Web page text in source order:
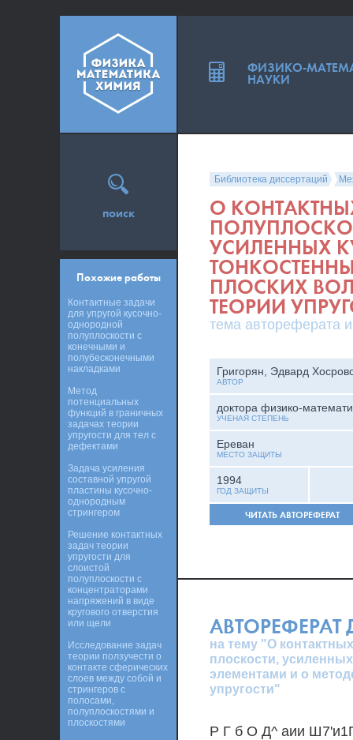
Библиотека диссертаций
О
УСИЛЕННЫХ
ПЛОСКИХ
ТЕОРИИ
тема автореферата
Григорян, Эдвард
АВТОР
доктора физико-
УЧЕНАЯ СТЕПЕНЬ
Ереван
МЕСТО ЗАЩИТЫ
1994
ГОД ЗАЩИТЫ
ЧИТАТЬ АВТОРЕФЕРАТ
АВТОРЕФЕРАТ
на тему "О
плоскости,
элементами и о
упругости"
Р Г б О Д^ аии
поиск
Похожие работы
Контактные задачи
для упругой кусочно-
однородной
полуплоскости с
конечными и
полубесконечными
накладками
Метод
потенциальных
функций в граничных
задачах теории
упругости для тел с
дефектами
Задача усиления
составной упругой
пластины кусочно-
однородным
стрингером
Решение контактных
задач теории
упругости для
слоистой
полуплоскости с
концентраторами
напряжений в виде
кругового отверстия
или щели
Исследование задач
теории ползучести о
контакте сферических
слоев между собой и
стрингеров с
полосами,
полуплоскостями и
плоскостями
ФИЗИКО-
НАУКИ